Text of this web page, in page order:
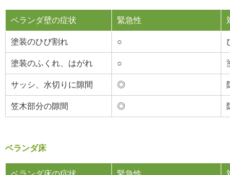
ベランダ壁の症状 緊急性
塗装のひび割れ ○
塗装のふくれ、はがれ ○
サッシ、水切りに隙間 ◎
笠木部分の隙間 ◎
ベランダ床